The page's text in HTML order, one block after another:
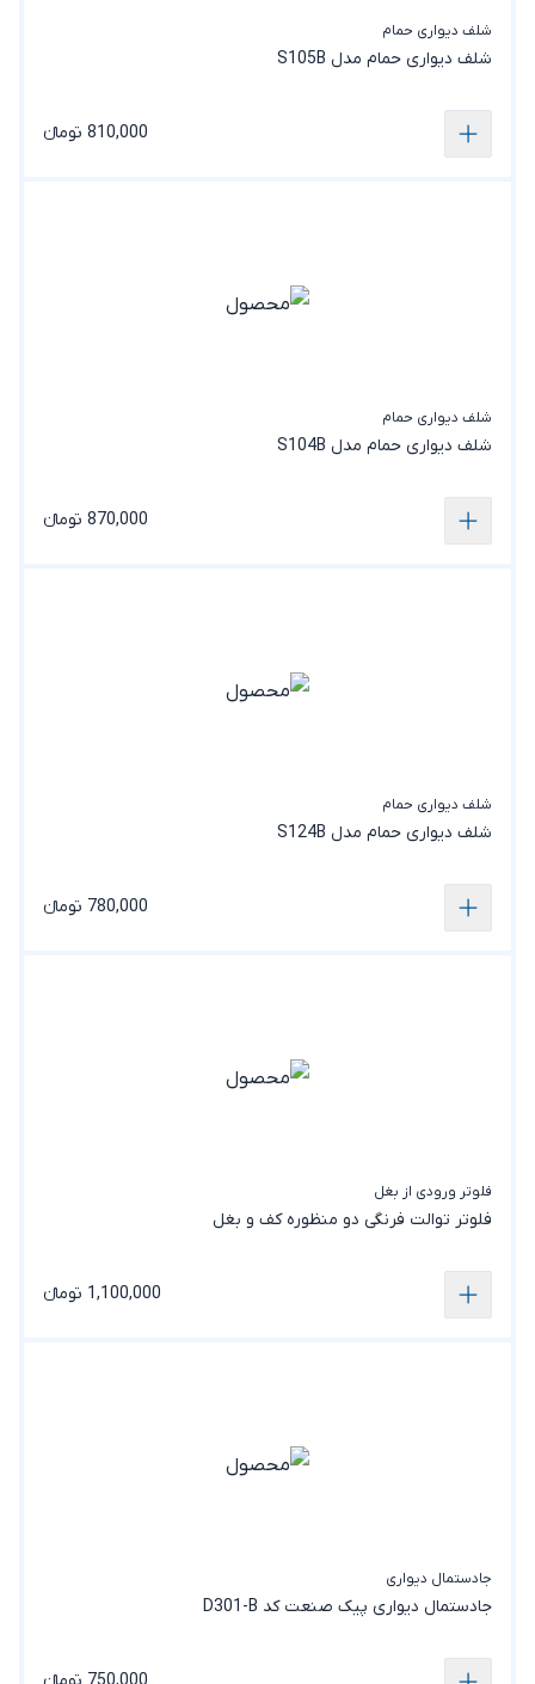
شلف دیواری حمام
شلف دیواری حمام مدل S105B
810,000 تومانء
شلف دیواری حمام
شلف دیواری حمام مدل S104B
870,000 تومانء
شلف دیواری حمام
شلف دیواری حمام مدل S124B
780,000 تومانء
فلوتر ورودی از بغل
فلوتر توالت فرنگی دو منظوره کف و بغل
1,100,000 تومانء
جادستمال دیواری
جادستمال‌ دیواری پیک صنعت کد D301-B